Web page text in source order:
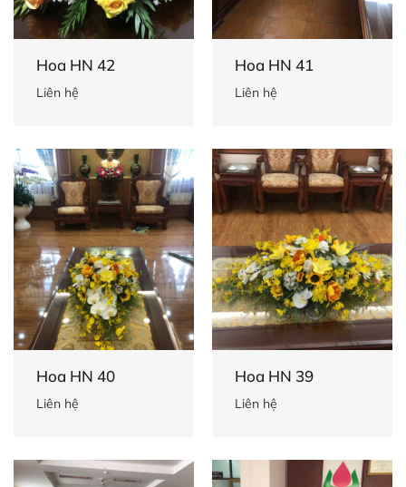
Hoa HN 42
Liên hệ
Hoa HN 41
Liên hệ
Hoa HN 40
Liên hệ
Hoa HN 39
Liên hệ